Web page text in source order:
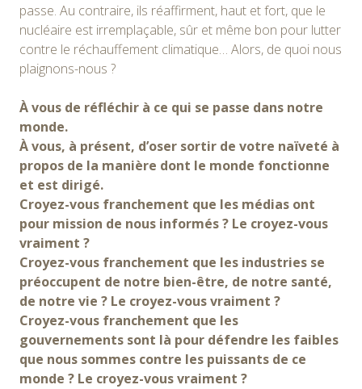
passe. Au contraire, ils réaffirment, haut et fort, que le
nucléaire est irremplaçable, sûr et même bon pour lutter
contre le réchauffement climatique… Alors, de quoi nous
plaignons-nous ?
À vous de réfléchir à ce qui se passe dans notre
monde.
À vous, à présent, d’oser sortir de votre naïveté à
propos de la manière dont le monde fonctionne
et est dirigé.
Croyez-vous franchement que les médias ont
pour mission de nous informés ? Le croyez-vous
vraiment ?
Croyez-vous franchement que les industries se
préoccupent de notre bien-être, de notre santé,
de notre vie ? Le croyez-vous vraiment ?
Croyez-vous franchement que les
gouvernements sont là pour défendre les faibles
que nous sommes contre les puissants de ce
monde ? Le croyez-vous vraiment ?